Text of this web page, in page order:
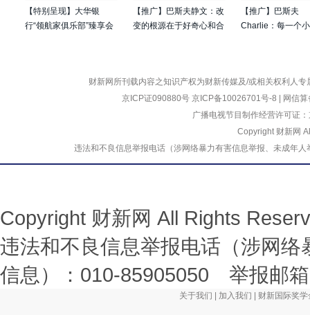
【特别呈现】大华银
行“领航家俱乐部”臻享会
【推广】巴斯夫静文：改
变的根源在于好奇心和合
【推广】巴斯夫
Charlie：每一个
财新网所刊载内容之知识产权为财新传媒及/或相关权利人
京ICP证090880号 京ICP备10026701号-8
网信
广播电视节目制作经营许可证
Copyright 财新网
违法和不良信息举报电话（涉网络暴力有害信息举报、未成
Copyright 财新网 All Rights
违法和不良信息举报电话（涉网
信息）：010-85905050 举报邮
关于我们 加入我们 财新国际奖学